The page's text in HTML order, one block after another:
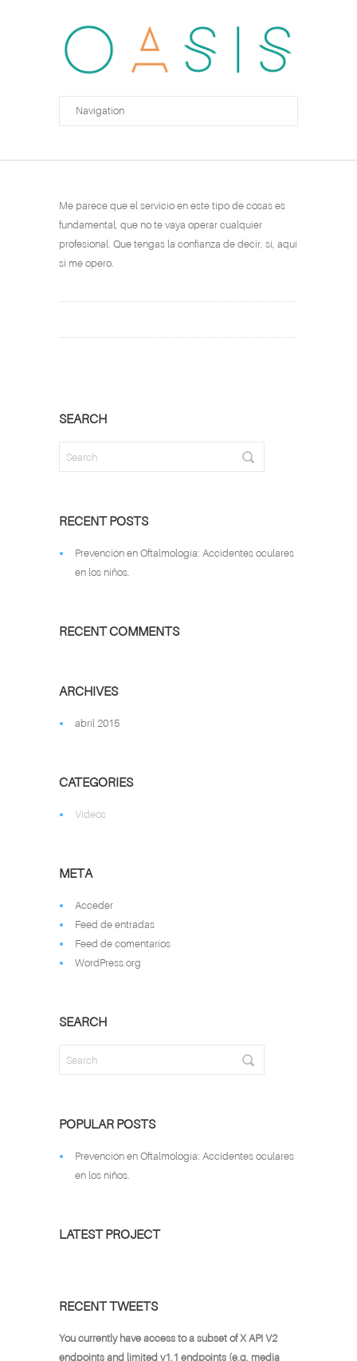
Me parece que el servicio en este tipo de cosas es
fundamental, que no te vaya operar cualquier
profesional. Que tengas la confianza de decir, sí, aquí
sí me opero.
SEARCH
RECENT POSTS
Prevención en Oftalmología: Accidentes oculares
en los niños.
RECENT COMMENTS
ARCHIVES
abril 2015
CATEGORIES
Vídeos
META
Acceder
Feed de entradas
Feed de comentarios
WordPress.org
SEARCH
POPULAR POSTS
Prevención en Oftalmología: Accidentes oculares
en los niños.
LATEST PROJECT
RECENT TWEETS
You currently have access to a subset of X API V2
endpoints and limited v1.1 endpoints (e.g. media